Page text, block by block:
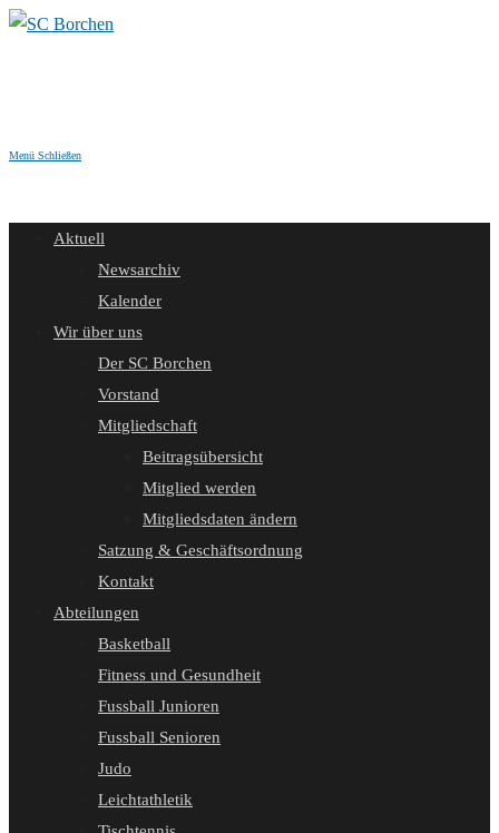
Zum
Menü Schließen
Aktuell
Newsarchiv
Kalender
Wir über uns
Der SC Borchen
Vorstand
Mitgliedschaft
Beitragsübersicht
Mitglied werden
Mitgliedsdaten ändern
Satzung & Geschäftsordnung
Kontakt
Abteilungen
Basketball
Fitness und Gesundheit
Fussball Junioren
Fussball Senioren
Judo
Leichtathletik